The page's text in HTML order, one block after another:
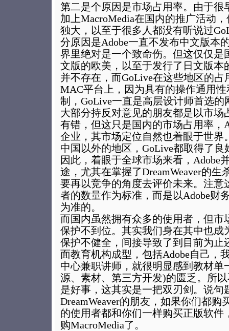
第二是个原因是市场占用率。由于很
加上MacroMedia在国内的推广活动，
独大，以至于很多人都没有听说过
分原因是Adobe一直不发布中文版本
界里绝对是一个致命伤。但这仅仅是
文版的欧美，以至于发行了日文版本
并不存在，而GoLive在这些地区的占
MAC平台上，因为具有的操作通用
制，GoLive一直是高层设计师首选的
大部分持反对意见的朋友都是以市场
有错，但这只是国内的市场占用率，
企业，其市场定位自然也着眼于世界
中国以外的地区，GoLive都取得了良
因此，着眼于全球市场来看，Adobe
途，尤其在掌握了DreamWeaver的生
要再以竞争的角度去评价未来。注意
者的数量作为标准，而是以Adobe财
为准的。
而国内虽然拥有众多的使用者，但市
保护不到位。其实我们身在其中也成
保护不健全，间接导致了到目前为止
面教育机构成型，包括Adobe自己，
中心兼职讲师，就很明显感到教材单
源、素材、第三方开发)的匮乏。所
是好事，这其实是一把双刃剑。说句
DreamWeaver的朋友，如果你们都购
的使用者都和你们一样购买正版软件
购MacroMedia了。